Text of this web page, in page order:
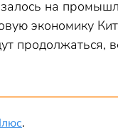
на
экономику
продолжаться,
.